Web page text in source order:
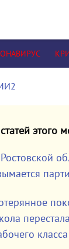
этого
класса